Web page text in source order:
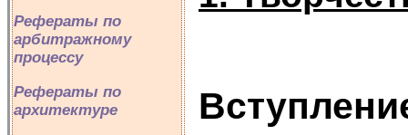
Рефераты по
арбитражному
процессу
Рефераты по
архитектуре